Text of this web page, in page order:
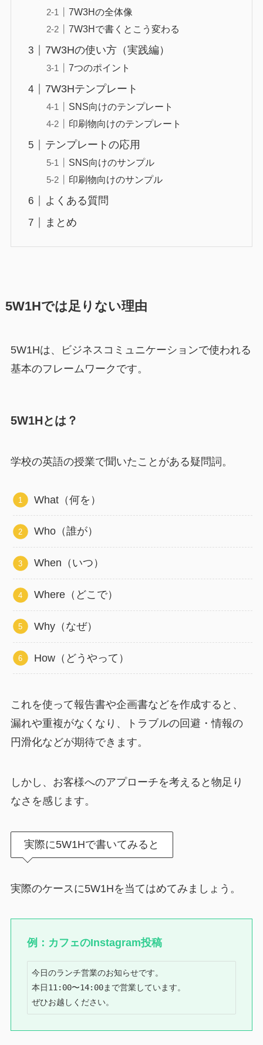
7W3Hの全体像
7W3Hで書くとこう変わる
7W3Hの使い方（実践編）
7つのポイント
7W3Hテンプレート
SNS向けのテンプレート
印刷物向けのテンプレート
テンプレートの応用
SNS向けのサンプル
印刷物向けのサンプル
よくある質問
まとめ
5W1Hでは足りない理由
5W1Hは、ビジネスコミュニケーションで使われる
基本のフレームワークです。
5W1Hとは？
学校の英語の授業で聞いたことがある疑問詞。
What（何を）
Who（誰が）
When（いつ）
Where（どこで）
Why（なぜ）
How（どうやって）
これを使って報告書や企画書などを作成すると、
漏れや重複がなくなり、トラブルの回避・情報の
円滑化などが期待できます。
しかし、お客様へのアプローチを考えると物足り
なさを感じます。
実際に5W1Hで書いてみると
実際のケースに5W1Hを当てはめてみましょう。
例：カフェのInstagram投稿
今日のランチ営業のお知らせです。
本日11:00〜14:00まで営業しています。
ぜひお越しください。